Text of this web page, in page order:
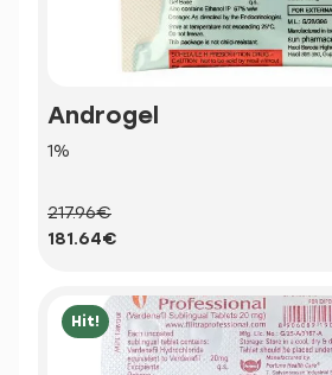
Androgel
1%
217.96€
181.64€
Hit!